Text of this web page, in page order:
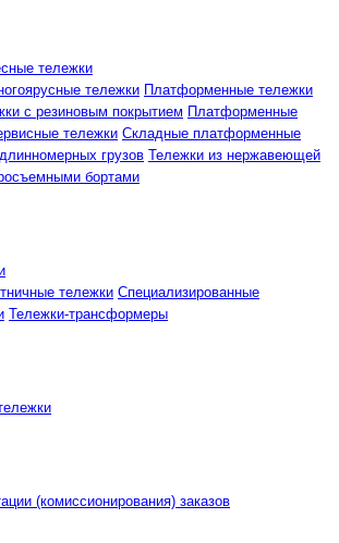
тележки
тележки Платформенные тележки
с резиновым покрытием Платформенные
тележки Складные платформенные
грузов Тележки из нержавеющей
бортами
тележки Специализированные
Тележки-трансформеры
(комиссионирования) заказов